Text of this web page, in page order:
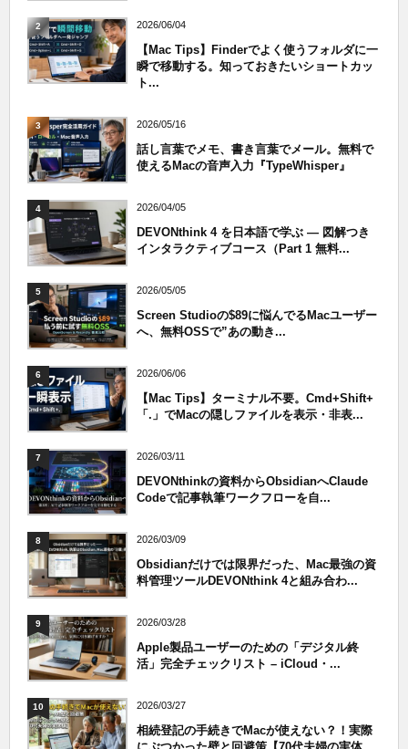
2 2026/06/04
【Mac Tips】Finderでよく使うフォルダに一
瞬で移動する。知っておきたいショートカッ
ト...
3 2026/05/16
話し言葉でメモ、書き言葉でメール。無料で
使えるMacの音声入力『TypeWhisper』
4 2026/04/05
DEVONthink 4 を日本語で学ぶ — 図解つき
インタラクティブコース（Part 1 無料...
5 2026/05/05
Screen Studioの$89に悩んでるMacユーザー
へ、無料OSSで”あの動き...
6 2026/06/06
【Mac Tips】ターミナル不要。Cmd+Shift+
「.」でMacの隠しファイルを表示・非表...
7 2026/03/11
DEVONthinkの資料からObsidianへClaude
Codeで記事執筆ワークフローを自...
8 2026/03/09
Obsidianだけでは限界だった、Mac最強の資
料管理ツールDEVONthink 4と組み合わ...
9 2026/03/28
Apple製品ユーザーのための「デジタル終
活」完全チェックリスト – iCloud・...
10 2026/03/27
相続登記の手続きでMacが使えない？！実際